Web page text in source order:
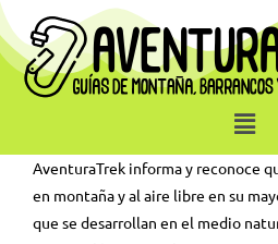
AventuraTrek informa y reconoce
en montaña y al aire libre en su
que se desarrollan en el medio